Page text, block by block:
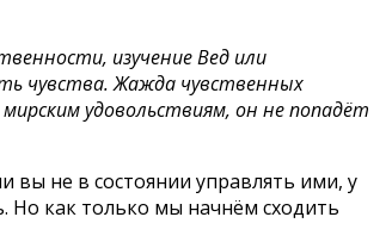
изучение Вед или
чувства. Жажда чувственных
удовольствиям, он не попадёт
вы не в состоянии управлять ими, у
Но как только мы начнём сходить